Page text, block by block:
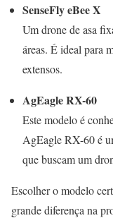
SenseFly eBee X
Um drone de asa
áreas. É ideal para
extensos.
AgEagle RX-60
Este modelo é
AgEagle RX-60 é
que buscam um
Escolher o modelo
grande diferença na